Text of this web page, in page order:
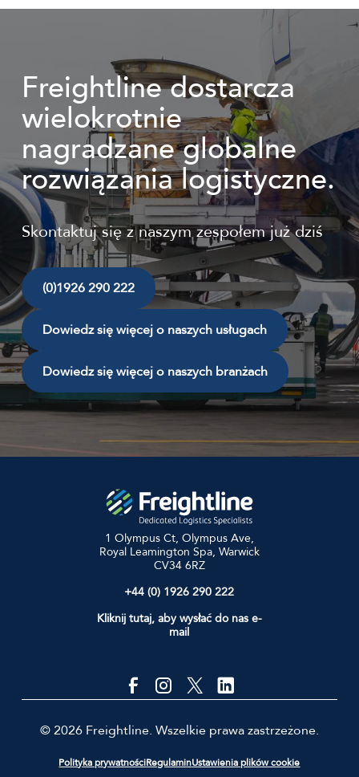
Freightline dostarcza
wielokrotnie
nagradzane globalne
rozwiązania logistyczne.
Skontaktuj się z naszym zespołem już dziś
(0)1926 290 222
Dowiedz się więcej o naszych usługach
Dowiedz się więcej o naszych branżach
1 Olympus Ct, Olympus Ave,
Royal Leamington Spa, Warwick
CV34 6RZ
+44 (0) 1926 290 222
Kliknij tutaj, aby wysłać do nas e-
mail
© 2026 Freightline. Wszelkie prawa zastrzeżone.
Polityka prywatnościRegulaminUstawienia plików cookie